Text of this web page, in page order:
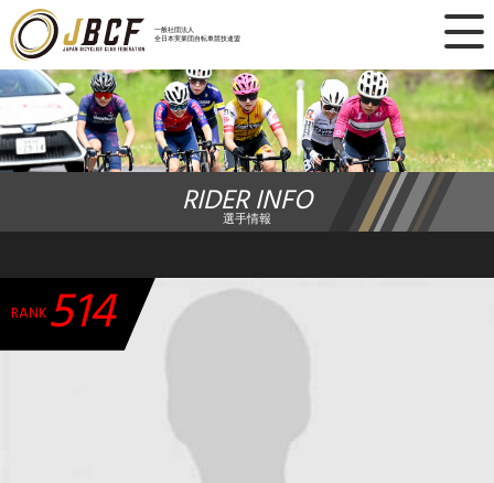
一般社団法人
全日本実業団自転車競技連盟
×
ニュース
レース日程
ランキング
チーム・選手
加盟・登録
RIDER INFO
選手情報
RANK514